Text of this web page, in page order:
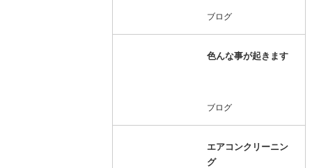
ブログ
色んな事が起きます
ブログ
エアコンクリーニン
グ